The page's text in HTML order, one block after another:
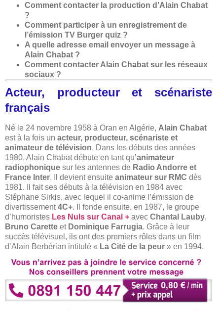
Comment contacter la production d’Alain Chabat
?
Comment participer à un enregistrement de
l’émission TV Burger quiz ?
A quelle adresse email envoyer un message à
Alain Chabat ?
Comment contacter Alain Chabat sur les réseaux
sociaux ?
Acteur, producteur et scénariste
français
Né le 24 novembre 1958 à Oran en Algérie, Alain Chabat
est à la fois un acteur, producteur, scénariste et
animateur de télévision. Dans les débuts des années
1980, Alain Chabat débute en tant qu’animateur
radiophonique sur les antennes de Radio Andorre et
France Inter. Il devient ensuite animateur sur RMC dès
1981. Il fait ses débuts à la télévision en 1984 avec
Stéphane Sirkis, avec lequel il co-anime l’émission de
divertissement4C+. Il fonde ensuite, en 1987, le groupe
d’humoristes Les Nuls sur Canal + avec Chantal Lauby,
Bruno Carette et Dominique Farrugia. Grâce à leur
succès télévisuel, ils ont des premiers rôles dans un film
d’Alain Berbérian intitulé « La Cité de la peur » en 1994.